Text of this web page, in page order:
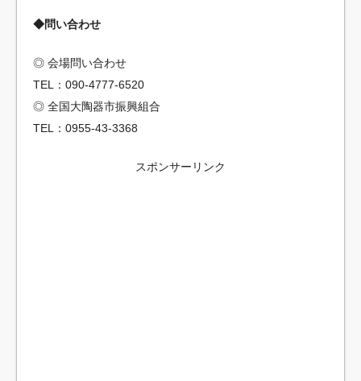
◆問い合わせ
◎ 会場問い合わせ
TEL：090-4777-6520
◎ 全国大陶器市振興組合
TEL：0955-43-3368
スポンサーリンク